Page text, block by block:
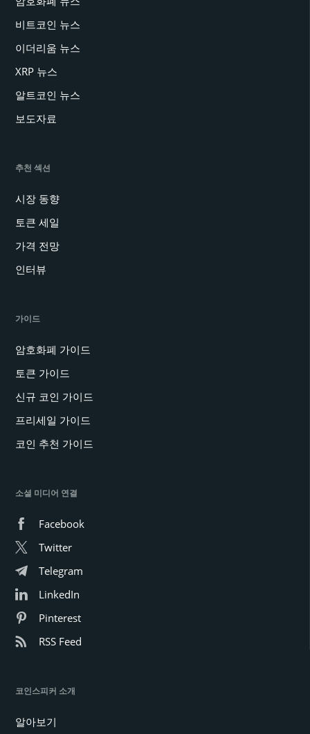
비트코인 뉴스
이더리움 뉴스
XRP 뉴스
알트코인 뉴스
보도자료
추천 섹션
시장 동향
토큰 세일
가격 전망
인터뷰
가이드
암호화폐 가이드
토큰 가이드
신규 코인 가이드
프리세일 가이드
코인 추천 가이드
소셜 미디어 연결
Facebook
Twitter
Telegram
LinkedIn
Pinterest
RSS Feed
코인스피커 소개
알아보기